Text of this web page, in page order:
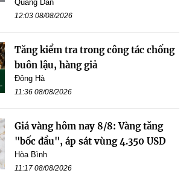
Quang Dân
12:03 08/08/2026
Tăng kiểm tra trong công tác chống
buôn lậu, hàng giả
Đông Hà
11:36 08/08/2026
Giá vàng hôm nay 8/8: Vàng tăng
"bốc đầu", áp sát vùng 4.350 USD
Hòa Bình
11:17 08/08/2026